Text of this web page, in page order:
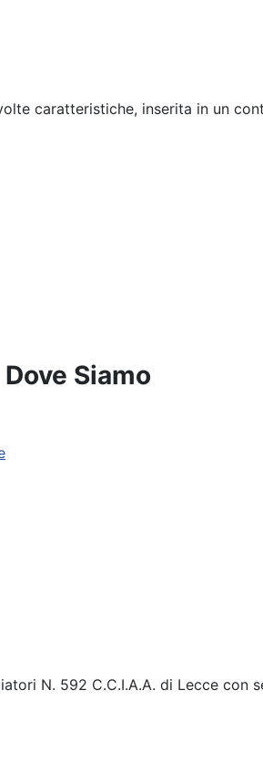
caratteristiche, inserita in un
Dove Siamo
N. 592 C.C.I.A.A. di Lecce con